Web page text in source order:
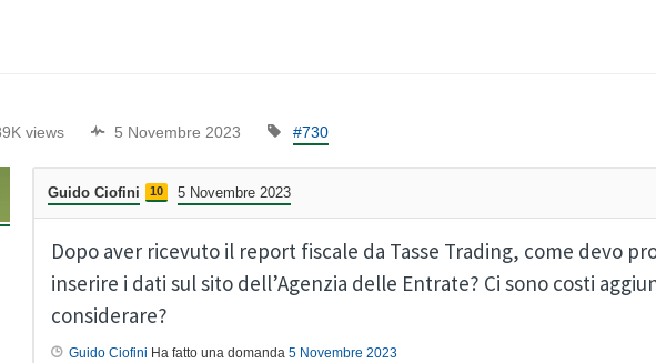
views 5 Novembre 2023 #730
Guido Ciofini 10 5 Novembre 2023
Dopo aver ricevuto il report fiscale da Tasse Trading, come devo
inserire i dati sul sito dell’Agenzia delle Entrate? Ci sono costi
considerare?
Guido Ciofini Ha fatto una domanda 5 Novembre 2023